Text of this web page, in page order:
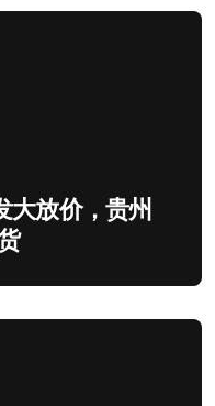
大放价，贵州